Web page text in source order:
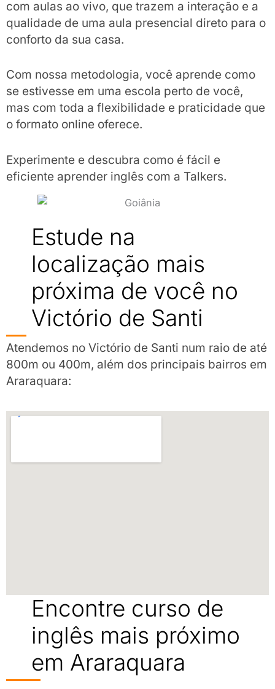
com aulas ao vivo, que trazem a interação e a
qualidade de uma aula presencial direto para o
conforto da sua casa.
Com nossa metodologia, você aprende como
se estivesse em uma escola perto de você,
mas com toda a flexibilidade e praticidade que
o formato online oferece.
Experimente e descubra como é fácil e
eficiente aprender inglês com a Talkers.
Estude na
localização mais
próxima de você no
Victório de Santi
Atendemos no Victório de Santi num raio de até
800m ou 400m, além dos principais bairros em
Araraquara:
Encontre curso de
inglês mais próximo
em Araraquara